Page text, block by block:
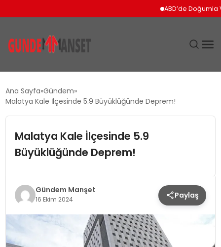
ABD’de Doğumla
EKONOMI
SPOR
TEKNOLOJI
YAŞAM
Ana Sayfa Gündem
Malatya Kale İlçesinde 5.9 Büyüklüğünde Deprem!
Malatya Kale İlçesinde 5.9
Büyüklüğünde Deprem!
Gündem Manşet
16 Ekim 2024 Paylaş